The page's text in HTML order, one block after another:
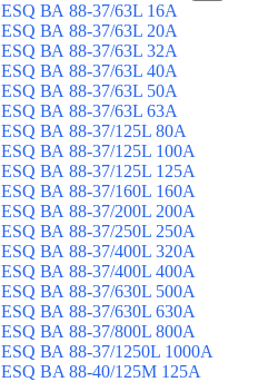
ESQ ВА 88-37/63L 16A
ESQ ВА 88-37/63L 20A
ESQ ВА 88-37/63L 32A
ESQ ВА 88-37/63L 40A
ESQ ВА 88-37/63L 50A
ESQ ВА 88-37/63L 63A
ESQ ВА 88-37/125L 80A
ESQ ВА 88-37/125L 100A
ESQ ВА 88-37/125L 125A
ESQ ВА 88-37/160L 160A
ESQ ВА 88-37/200L 200A
ESQ ВА 88-37/250L 250A
ESQ ВА 88-37/400L 320A
ESQ ВА 88-37/400L 400A
ESQ ВА 88-37/630L 500A
ESQ ВА 88-37/630L 630A
ESQ ВА 88-37/800L 800A
ESQ ВА 88-37/1250L 1000A
ESQ BA 88-40/125M 125A